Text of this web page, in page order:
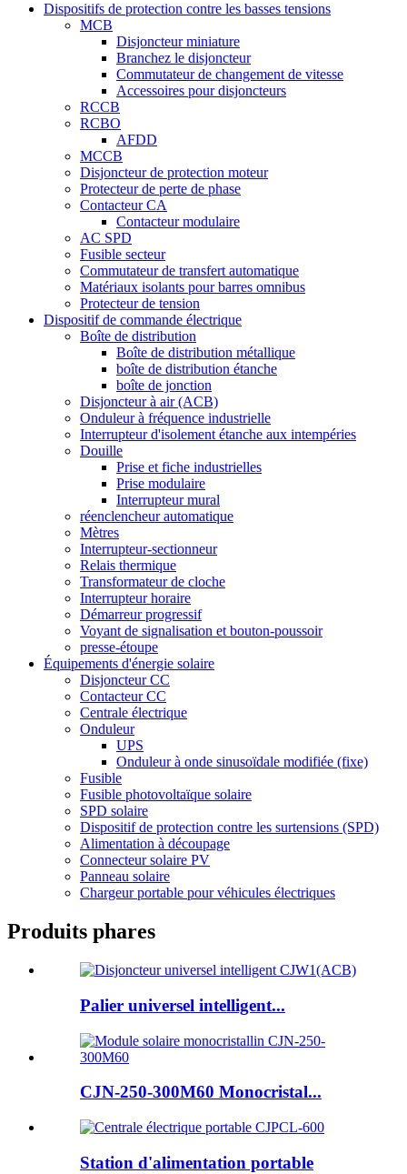
Dispositifs de protection contre les basses tensions
MCB
Disjoncteur miniature
Branchez le disjoncteur
Commutateur de changement de vitesse
Accessoires pour disjoncteurs
RCCB
RCBO
AFDD
MCCB
Disjoncteur de protection moteur
Protecteur de perte de phase
Contacteur CA
Contacteur modulaire
AC SPD
Fusible secteur
Commutateur de transfert automatique
Matériaux isolants pour barres omnibus
Protecteur de tension
Dispositif de commande électrique
Boîte de distribution
Boîte de distribution métallique
boîte de distribution étanche
boîte de jonction
Disjoncteur à air (ACB)
Onduleur à fréquence industrielle
Interrupteur d'isolement étanche aux intempéries
Douille
Prise et fiche industrielles
Prise modulaire
Interrupteur mural
réenclencheur automatique
Mètres
Interrupteur-sectionneur
Relais thermique
Transformateur de cloche
Interrupteur horaire
Démarreur progressif
Voyant de signalisation et bouton-poussoir
presse-étoupe
Équipements d'énergie solaire
Disjoncteur CC
Contacteur CC
Centrale électrique
Onduleur
UPS
Onduleur à onde sinusoïdale modifiée (fixe)
Fusible
Fusible photovoltaïque solaire
SPD solaire
Dispositif de protection contre les surtensions (SPD)
Alimentation à découpage
Connecteur solaire PV
Panneau solaire
Chargeur portable pour véhicules électriques
Produits phares
Palier universel intelligent...
CJN-250-300M60 Monocristal...
Station d'alimentation portable